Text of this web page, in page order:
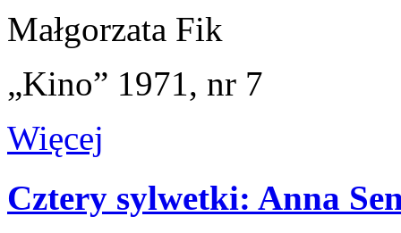
Małgorzata Fik
„Kino” 1971, nr 7
Więcej
Cztery sylwetki: Anna